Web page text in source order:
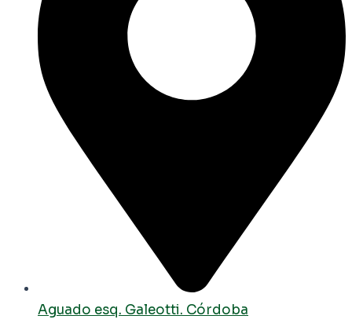
Aguado esq. Galeotti. Córdoba